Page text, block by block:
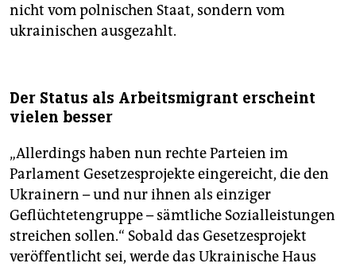
nicht vom polnischen Staat, sondern vom
ukrainischen ausgezahlt.
Der Status als Arbeitsmigrant erscheint
vielen besser
„Allerdings haben nun rechte Parteien im
Parlament Gesetzesprojekte eingereicht, die den
Ukrainern – und nur ihnen als einziger
Geflüchtetengruppe – sämtliche Sozialleistungen
streichen sollen.“ Sobald das Gesetzesprojekt
veröffentlicht sei, werde das Ukrainische Haus